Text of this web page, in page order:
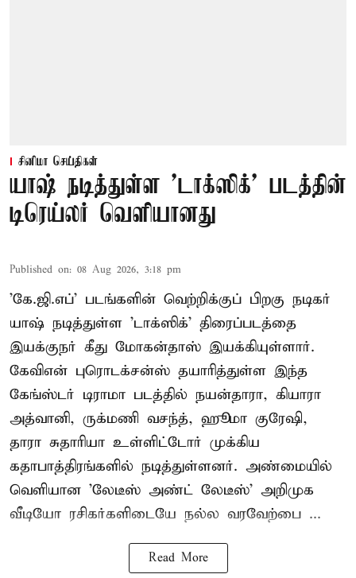
சினிமா செய்திகள்
யாஷ் நடித்துள்ள 'டாக்‌ஸிக்' படத்தின்
டிரெய்லர் வெளியானது
Published on: 08 Aug 2026, 3:18 pm
'கே.ஜி.எப்' படங்களின் வெற்றிக்குப் பிறகு நடிகர்
யாஷ் நடித்துள்ள 'டாக்ஸிக்' திரைப்படத்தை
இயக்குநர் கீது மோகன்தாஸ் இயக்கியுள்ளார்.
கேவிஎன் புரொடக்சன்ஸ் தயாரித்துள்ள இந்த
கேங்ஸ்டர் டிராமா படத்தில் நயன்தாரா, கியாரா
அத்வானி, ருக்மணி வசந்த், ஹூமா குரேஷி,
தாரா சுதாரியா உள்ளிட்டோர் முக்கிய
கதாபாத்திரங்களில் நடித்துள்ளனர். அண்மையில்
வெளியான 'லேடீஸ் அண்ட் லேடீஸ்' அறிமுக
வீடியோ ரசிகர்களிடையே நல்ல வரவேற்பை ...
Read More